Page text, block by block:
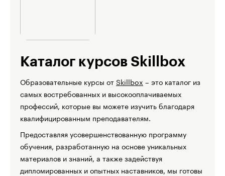
Каталог курсов Skillbox
Образовательные курсы отSkillbox – это каталог из
самых востребованных и высокооплачиваемых
профессий, которые вы можете изучить благодаря
квалифицированным преподавателям.
Предоставляя усовершенствованную программу
обучения, разработанную на основе уникальных
материалов и знаний, а также задействуя
дипломированных и опытных наставников, мы готовы